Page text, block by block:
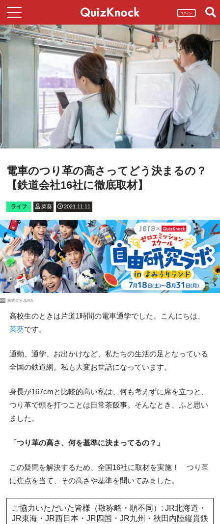
ログイン
電車のつり革の高さってどう決まるの？
【鉄道会社16社に徹底取材】
ライフ 菜葵 2021.11.11
PR 株式会社JERA
高校生のときは片道1時間の電車通学でした。こんにちは、
菜葵です。
通勤、通学、お出かけなど、私たちの生活の足となっている
全国の鉄道網。私も大変お世話になっています。
身長が167cmと比較的高い私は、何も考えずに席を立つと、
つり革で頭を打つことは日常茶飯事。そんなとき、ふと思い
ました。
「つり革の高さ、何を基準に決まってるの？」
この疑問を解決するため、全国16社に取材を実施！ つり革
に焦点を当て、その高さや基準を聞いてみました。
ご協力いただいた皆様（敬称略・順不同）: JR北海道・
JR東海・JR西日本・JR四国・JR九州・秋田内陸縦貫鉄